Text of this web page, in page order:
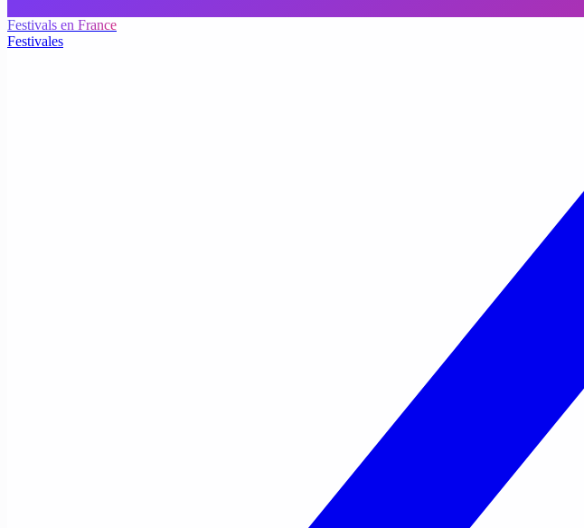
Festivals en France
Festivales